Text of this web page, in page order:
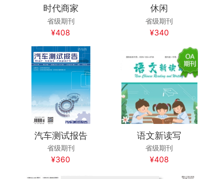
时代商家
省级期刊
¥408
休闲
省级期刊
¥340
汽车测试报告
省级期刊
¥360
语文新读写
省级期刊
¥408